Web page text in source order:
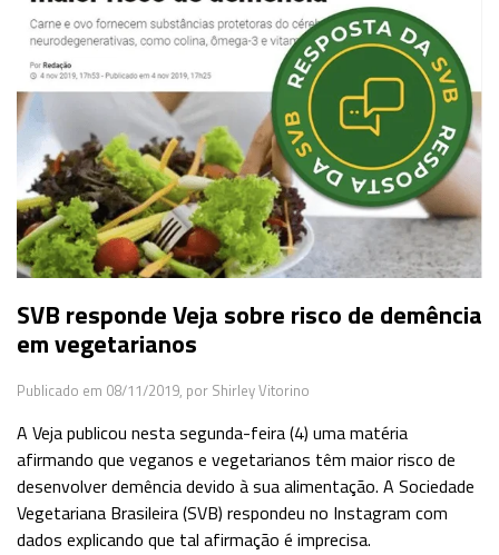
SVB responde Veja sobre risco de demência
em vegetarianos
Publicado em 08/11/2019, por Shirley Vitorino
A Veja publicou nesta segunda-feira (4) uma matéria
afirmando que veganos e vegetarianos têm maior risco de
desenvolver demência devido à sua alimentação. A Sociedade
Vegetariana Brasileira (SVB) respondeu no Instagram com
dados explicando que tal afirmação é imprecisa.